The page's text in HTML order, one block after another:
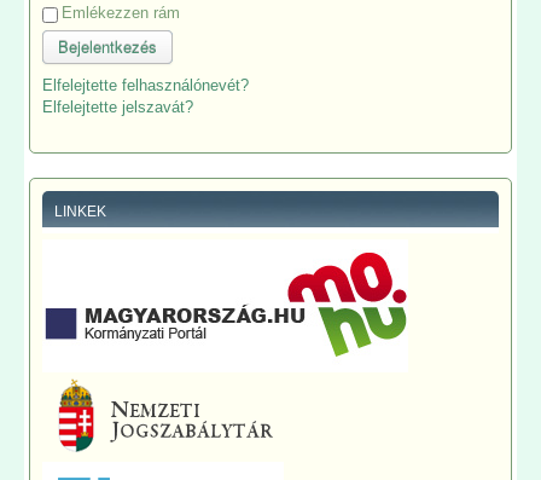
Emlékezzen rám
Bejelentkezés
Elfelejtette felhasználónevét?
Elfelejtette jelszavát?
LINKEK